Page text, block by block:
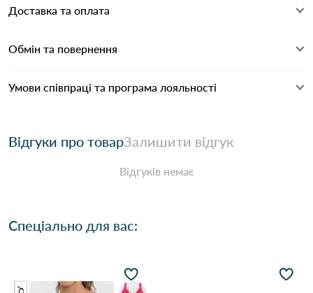
Доставка та оплата
Обмін та повернення
Умови співпраці та програма лояльності
Відгуки про товарЗалишити відгук
Відгуків немає
Спеціально для вас: